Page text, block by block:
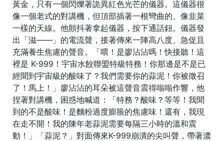
黃金，只有一個閃爍著詭異紅色光芒的儀器。這儀器很
像一個老式的對講機，但頂部插著一根彎曲的、像韭菜
一樣的天線。他顫抖著拿起儀器，按下通話鈕。儀器發
出「滋——」的電流聲，接著傳來一陣高八度、急促且
充滿養生焦慮的聲音。「喂！是廖沾沾嗎！快接聽！這
裡是 K-999！宇宙水餃聯盟特級特務！你那邊是不是已
經聞到宇宙級的酸味了？我們需要你的蒜泥！你被徵召
了！馬上！」廖沾沾的耳朵被這聲音震得嗡嗡作響，他
捏著對講機，困惑地喊道：「特務？酸味？等等！我聞
到的不是酸味！是麵粉過度膨脹的焦慮味！還有，我現
在走不開！我的陳年老蒜泥需要每隔三小時的溫和震
動！」「蒜泥？」對面傳來K-999崩潰的尖叫聲，帶著濃